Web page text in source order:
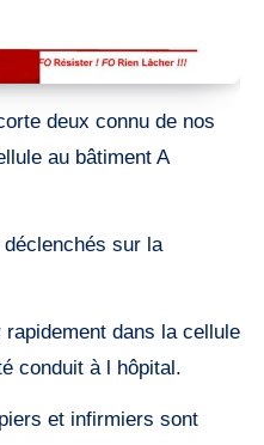
au bâtiment A
sur la
dans la cellule
conduit à l hôpital.
et infirmiers sont